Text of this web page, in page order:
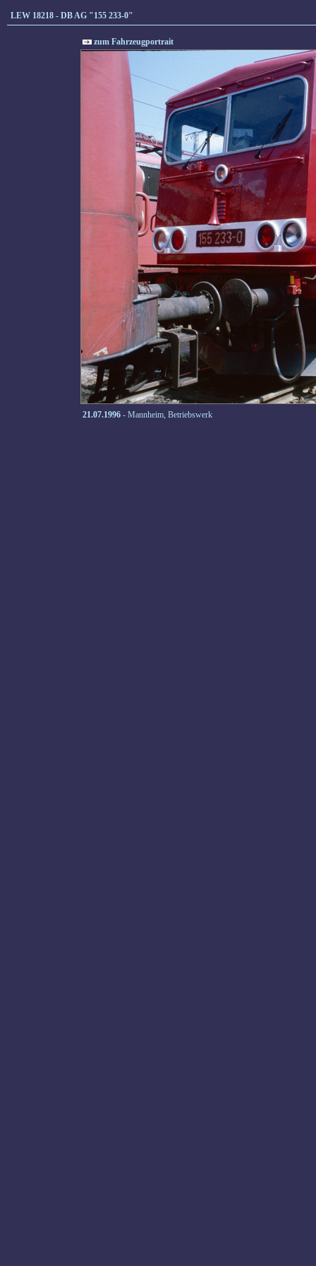
LEW 18218 - DB AG "155 233-0"
zum Fahrzeugportrait
21.07.1996 - Mannheim, Betriebswerk